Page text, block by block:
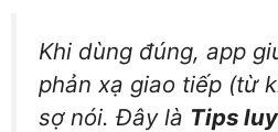
Khi dùng đúng, app
phản xạ giao tiếp (từ
sợ nói. Đây là Tips